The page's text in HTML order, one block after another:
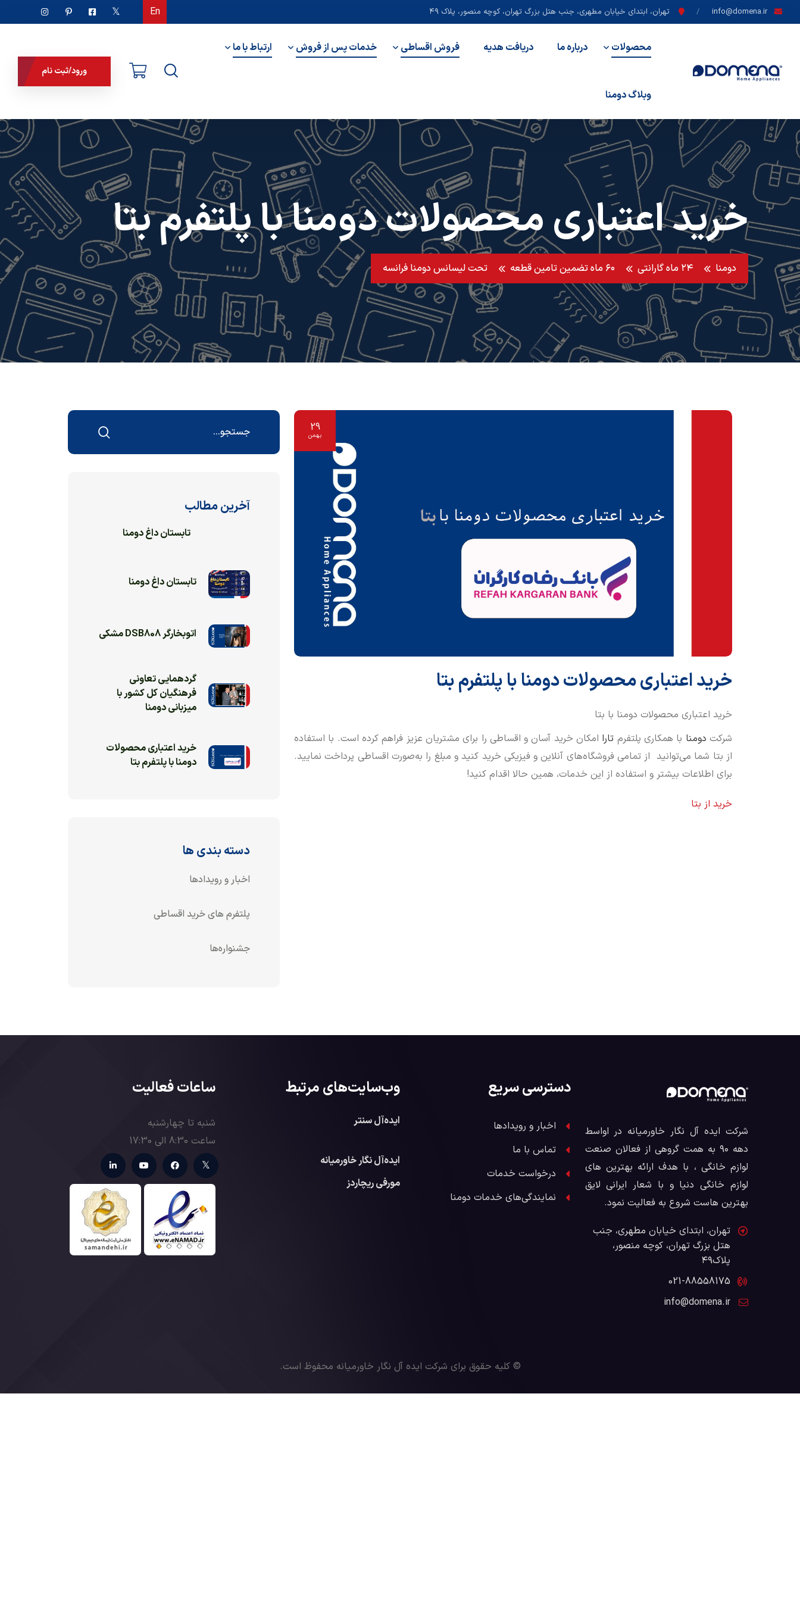
info@domena.ir تهران، ابتدای خیابان مطهری، جنب هتل بزرگ تهران، کوچه منصور، پلاک ۴۹ En
محصولات درباره ما دریافت هدیه فروش اقساطی خدمات پس از فروش ارتباط با ما
وبلاگ دومنا
ورود/ثبت نام
خرید اعتباری محصولات دومنا با پلتفرم بتا
دومنا ۲۴ ماه گارانتی ۶۰ ماه تضمین تامین قطعه تحت لیسانس دومنا فرانسه
29
بهمن
خرید اعتباری محصولات دومنا با پلتفرم بتا
خرید اعتباری محصولات دومنا با بتا
شرکت دومنا با همکاری پلتفرم تارا امکان خرید آسان و اقساطی را برای مشتریان عزیز فراهم کرده است. با استفاده
از بتا شما می‌توانید از تمامی فروشگاه‌های آنلاین و فیزیکی خرید کنید و مبلغ را به‌صورت اقساطی پرداخت نمایید.
برای اطلاعات بیشتر و استفاده از این خدمات، همین حالا اقدام کنید!
خرید از بتا
آخرین مطالب
تابستان داغ دومنا
تابستان داغ دومنا
اتوبخارگر DSB808 مشکی
گردهمایی تعاونی
فرهنگیان کل کشور با
میزبانی دومنا
خرید اعتباری محصولات
دومنا با پلتفرم بتا
دسته بندی ها
اخبار و رویدادها
پلتفرم های خرید اقساطی
جشنواره‌ها
شرکت ایده آل نگار خاورمیانه در اواسط
دهه ۹۰ به همت گروهی از فعالان صنعت
لوازم خانگی ، با هدف ارائه بهترین های
لوازم خانگی دنیا و با شعار ایرانی لایق
بهترین هاست شروع به فعالیت نمود.
تهران، ابتدای خیابان مطهری، جنب
هتل بزرگ تهران، کوچه منصور،
پلاک۴۹
021-88558175
info@domena.ir
دسترسی سریع
اخبار و رویدادها
تماس با ما
درخواست خدمات
نمایندگی‌های خدمات دومنا
وب‌سایت‌های مرتبط
ایده‌آل سنتر
ایده‌آل نگار خاورمیانه
مورفی ریچاردز
ساعات فعالیت
شنبه تا چهارشنبه
ساعت 8:30 الی 17:30
© کلیه حقوق برای شرکت ایده آل نگار خاورمیانه محفوظ است.